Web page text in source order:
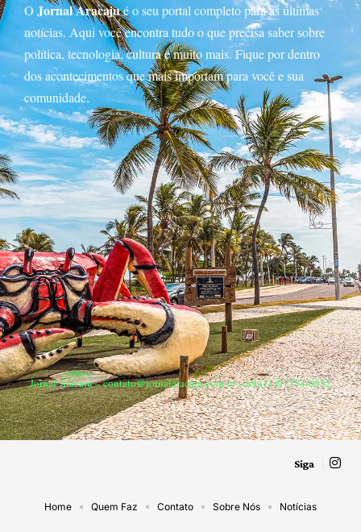
O Jornal Aracajué o seu portal completo para as últimas
notícias. Aqui você encontra tudo o que precisa saber sobre
política, tecnologia, cultura e muito mais. Fique por dentro
dos acontecimentos que mais importam para você e sua
comunidade.
Jornal Aracaju –contato@jornalaracaju.com.br– tel.(11)91754-6532
Siga
Home Quem Faz Contato Sobre Nós Notícias